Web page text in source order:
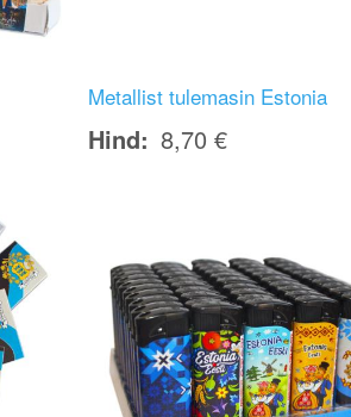
Metallist tulemasin Estonia
Hind 8,70 €